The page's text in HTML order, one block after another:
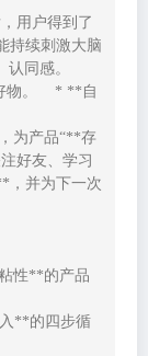
用户得到了
持续刺激大脑
认同感。
。    * **自
为产品“**存
好友、学习
，并为下一次
性**的产品
**的四步循